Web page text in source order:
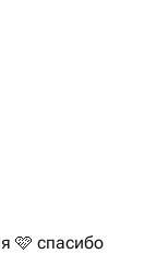
🩷 спасибо